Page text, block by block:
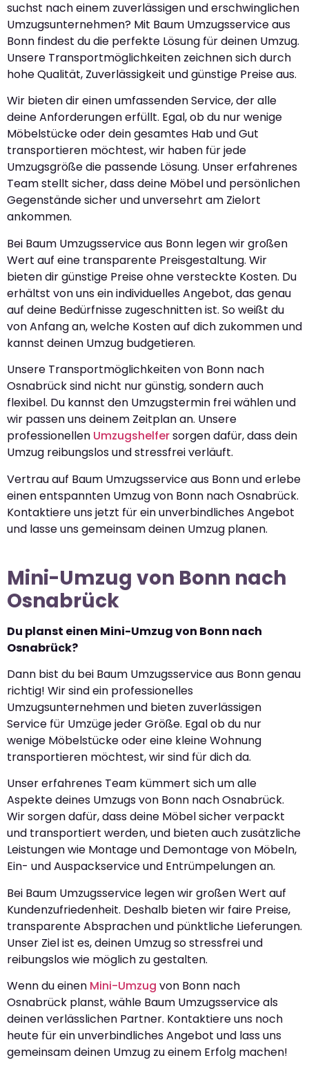
suchst nach einem zuverlässigen und erschwinglichen
Umzugsunternehmen? Mit Baum Umzugsservice aus
Bonn findest du die perfekte Lösung für deinen Umzug.
Unsere Transportmöglichkeiten zeichnen sich durch
hohe Qualität, Zuverlässigkeit und günstige Preise aus.
Wir bieten dir einen umfassenden Service, der alle
deine Anforderungen erfüllt. Egal, ob du nur wenige
Möbelstücke oder dein gesamtes Hab und Gut
transportieren möchtest, wir haben für jede
Umzugsgröße die passende Lösung. Unser erfahrenes
Team stellt sicher, dass deine Möbel und persönlichen
Gegenstände sicher und unversehrt am Zielort
ankommen.
Bei Baum Umzugsservice aus Bonn legen wir großen
Wert auf eine transparente Preisgestaltung. Wir
bieten dir günstige Preise ohne versteckte Kosten. Du
erhältst von uns ein individuelles Angebot, das genau
auf deine Bedürfnisse zugeschnitten ist. So weißt du
von Anfang an, welche Kosten auf dich zukommen und
kannst deinen Umzug budgetieren.
Unsere Transportmöglichkeiten von Bonn nach
Osnabrück sind nicht nur günstig, sondern auch
flexibel. Du kannst den Umzugstermin frei wählen und
wir passen uns deinem Zeitplan an. Unsere
professionellen Umzugshelfersorgen dafür, dass dein
Umzug reibungslos und stressfrei verläuft.
Vertrau auf Baum Umzugsservice aus Bonn und erlebe
einen entspannten Umzug von Bonn nach Osnabrück.
Kontaktiere uns jetzt für ein unverbindliches Angebot
und lasse uns gemeinsam deinen Umzug planen.
Mini-Umzug von Bonn nach
Osnabrück
Du planst einen Mini-Umzug von Bonn nach
Osnabrück?
Dann bist du bei Baum Umzugsservice aus Bonn genau
richtig! Wir sind ein professionelles
Umzugsunternehmen und bieten zuverlässigen
Service für Umzüge jeder Größe. Egal ob du nur
wenige Möbelstücke oder eine kleine Wohnung
transportieren möchtest, wir sind für dich da.
Unser erfahrenes Team kümmert sich um alle
Aspekte deines Umzugs von Bonn nach Osnabrück.
Wir sorgen dafür, dass deine Möbel sicher verpackt
und transportiert werden, und bieten auch zusätzliche
Leistungen wie Montage und Demontage von Möbeln,
Ein- und Auspackservice und Entrümpelungen an.
Bei Baum Umzugsservice legen wir großen Wert auf
Kundenzufriedenheit. Deshalb bieten wir faire Preise,
transparente Absprachen und pünktliche Lieferungen.
Unser Ziel ist es, deinen Umzug so stressfrei und
reibungslos wie möglich zu gestalten.
Wenn du einen Mini-Umzug von Bonn nach
Osnabrück planst, wähle Baum Umzugsservice als
deinen verlässlichen Partner. Kontaktiere uns noch
heute für ein unverbindliches Angebot und lass uns
gemeinsam deinen Umzug zu einem Erfolg machen!